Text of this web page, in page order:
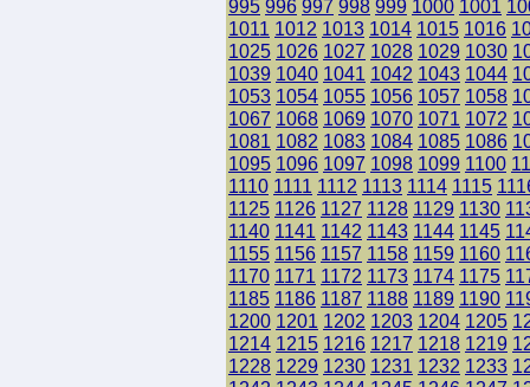
995 996 997 998 999 1000 1001
1011 1012 1013 1014 1015 1016
1025 1026 1027 1028 1029 1030
1039 1040 1041 1042 1043 1044
1053 1054 1055 1056 1057 1058
1067 1068 1069 1070 1071 1072
1081 1082 1083 1084 1085 1086
1095 1096 1097 1098 1099 1100
1110 1111 1112 1113 1114 1115
1125 1126 1127 1128 1129 1130
1140 1141 1142 1143 1144 1145
1155 1156 1157 1158 1159 1160
1170 1171 1172 1173 1174 1175
1185 1186 1187 1188 1189 1190
1200 1201 1202 1203 1204 1205
1214 1215 1216 1217 1218 1219
1228 1229 1230 1231 1232 1233